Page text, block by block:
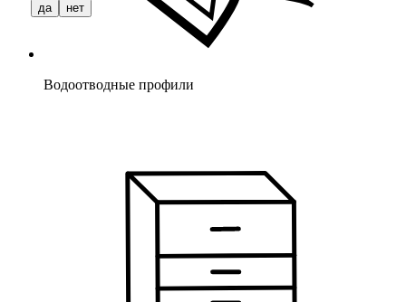
Водоотводные профили
да нет